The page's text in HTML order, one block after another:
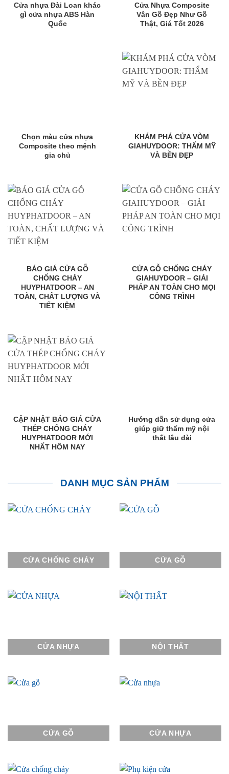
Cửa nhựa Đài Loan khác
gì cửa nhựa ABS Hàn
Quốc
Cửa Nhựa Composite
Vân Gỗ Đẹp Như Gỗ
Thật, Giá Tốt 2026
Chọn màu cửa nhựa
Composite theo mệnh
gia chủ
KHÁM PHÁ CỬA VÒM
GIAHUYDOOR: THẨM MỸ
VÀ BỀN ĐẸP
BÁO GIÁ CỬA GỖ
CHỐNG CHÁY
HUYPHATDOOR – AN
TOÀN, CHẤT LƯỢNG VÀ
TIẾT KIỆM
CỬA GỖ CHỐNG CHÁY
GIAHUYDOOR – GIẢI
PHÁP AN TOÀN CHO MỌI
CÔNG TRÌNH
CẬP NHẬT BÁO GIÁ CỬA
THÉP CHỐNG CHÁY
HUYPHATDOOR MỚI
NHẤT HÔM NAY
Hướng dẫn sử dụng cửa
giúp giữ thẩm mỹ nội
thất lâu dài
DANH MỤC SẢN PHẨM
CỬA CHỐNG CHÁY CỬA GỖ
CỬA NHỰA NỘI THẤT
CỬA GỖ CỬA NHỰA